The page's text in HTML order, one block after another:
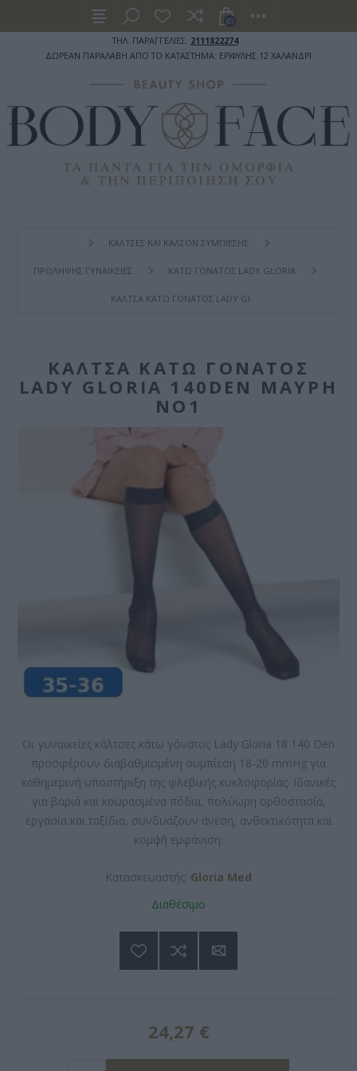
ΤΗΛ. ΠΑΡΑΓΓΕΛΙΕΣ: 2111822274
ΔΩΡΕΑΝ ΠΑΡΑΛΑΒΗ ΑΠΟ ΤΟ ΚΑΤΑΣΤΗΜΑ: ΕΡΙΦΥΛΗΣ 12 ΧΑΛΑΝΔΡΙ
(0)
ΚΑΛΤΣΕΣ ΚΑΙ ΚΑΛΣΟΝ ΣΥΜΠΙΕΣΗΣ
ΠΡΟΛΗΨΗΣ ΓΥΝΑΙΚΕΙΕΣ ΚΑΤΩ ΓΟΝΑΤΟΣ LADY GLORIA
ΚΆΛΤΣΑ ΚΆΤΩ ΓΌΝΑΤΟΣ LADY GLORIA 140DEN ΜΑΎΡΗ
ΚΆΛΤΣΑ ΚΆΤΩ ΓΌΝΑΤΟΣ
LADY GLORIA 140DEN ΜΑΎΡΗ
NO1
Οι γυναικείες κάλτσες κάτω γόνατος Lady Gloria 18 140 Den
προσφέρουν διαβαθμισμένη συμπίεση 18-20 mmHg για
καθημερινή υποστήριξη της φλεβικής κυκλοφορίας. Ιδανικές
για βαριά και κουρασμένα πόδια, πολύωρη ορθοστασία,
εργασία και ταξίδια, συνδυάζουν άνεση, ανθεκτικότητα και
κομψή εμφάνιση.
Κατασκευαστής: Gloria Med
Διαθέσιμο
24,27 €